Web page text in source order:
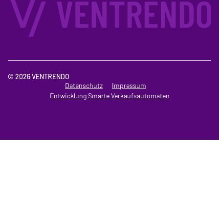
© 2026 VENTRENDO
Datenschutz
Impressum
Entwicklung Smarte Verkaufsautomaten